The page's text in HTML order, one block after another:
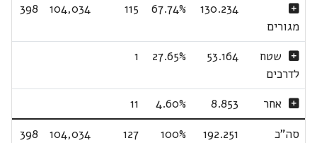
מגורים
130.234
67.74%
115
104,034
398
שטח
לדרכים
53.164
27.65%
1
אחר 8.853
4.60%
11
סה"כ
192.251
100%
127
104,034
398